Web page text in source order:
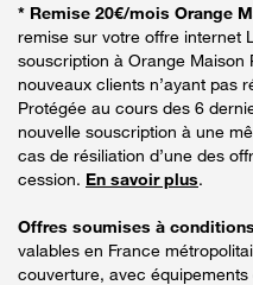
* Remise 20€/mois Orange
remise sur votre offre internet
souscription à Orange Maison
nouveaux clients n’ayant pas
Protégée au cours des 6
nouvelle souscription à une
cas de résiliation d’une des
cession. En savoir plus.
Offres soumises à
valables en France
couverture, avec